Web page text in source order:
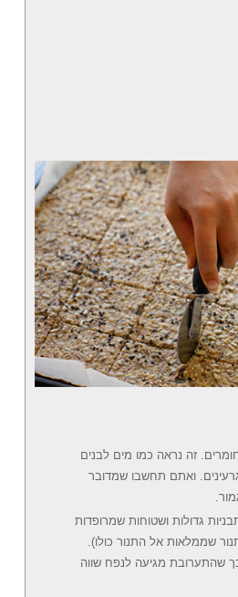
זה נראה כמו מים לבנים
ואתם תחשבו שמדובר
גדולות ושטוחות שמרופדות
שממלאות אל התנור כולו).
שהתערובת מגיעה לנפח שווה